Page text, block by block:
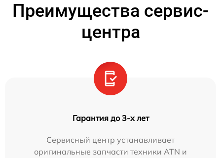
Преимущества сервис-
центра
Гарантия до 3-х лет
Сервисный центр устанавливает
оригинальные запчасти техники ATN и